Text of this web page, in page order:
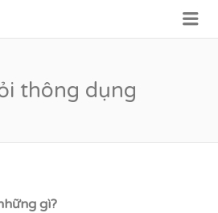
thông dụng
gì?